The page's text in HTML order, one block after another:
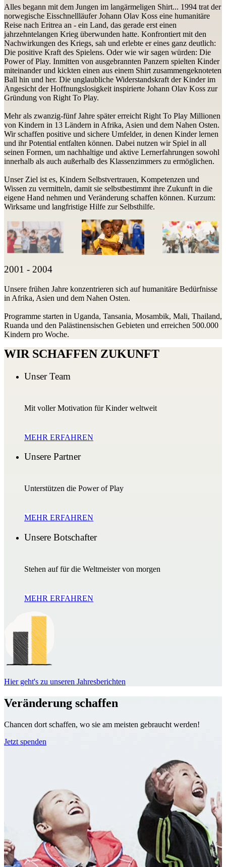
Alles begann mit dem Jungen im langärmeligen Shirt... 1994 trat der
norwegische Eisschnellläufer Johann Olav Koss eine humanitäre
Reise nach Eritrea an - ein Land, das gerade erst einen
jahrzehntelangen Krieg überwunden hatte. Konfrontiert mit den
Nachwirkungen des Kriegs, sah und erlebte er eines ganz deutlich:
Die positive Kraft des Spielens. Oder wie wir sagen würden: Die
Power of Play. Inmitten von ausgebrannten Panzern spielten Kinder
miteinander und kickten einen aus einem Shirt zusammengeknoteten
Ball hin und her. Die unglaubliche Widerstandskraft der Kinder im
Angesicht der Hoffnungslosigkeit inspirierte Johann Olav Koss zur
Gründung von Right To Play.
Mehr als zwanzig-fünf Jahre später erreicht Right To Play Millionen
von Kindern in 13 Ländern in Afrika, Asien und dem Nahen Osten.
Wir schaffen positive und sichere Umfelder, in denen Kinder lernen
und ihr Potential entfalten können. Dabei nutzen wir Spiel in all
seinen Formen, um nachhaltige und aktive Lernerfahrungen sowohl
innerhalb als auch außerhalb des Klassenzimmers zu ermöglichen.
Unser Ziel ist es, Kindern Selbstvertrauen, Kompetenzen und
Wissen zu vermitteln, damit sie selbstbestimmt ihre Zukunft in die
eigene Hand nehmen und Veränderung schaffen können. Kurzum:
Wirksame und langfristige Hilfe zur Selbsthilfe.
2001 - 2004
Unsere frühen Jahre konzentrieren sich auf humanitäre Bedürfnisse
in Afrika, Asien und dem Nahen Osten.
Programme starten in Uganda, Tansania, Mosambik, Mali, Thailand,
Ruanda und den Palästinensischen Gebieten und erreichen 500.000
Kindern pro Woche.
WIR SCHAFFEN ZUKUNFT
Unser Team
Mit voller Motivation für Kinder weltweit
MEHR ERFAHREN
Unsere Partner
Unterstützen die Power of Play
MEHR ERFAHREN
Unsere Botschafter
Stehen auf für die Weltmeister von morgen
MEHR ERFAHREN
Hier geht's zu unseren Jahresberichten
Veränderung schaffen
Chancen dort schaffen, wo sie am meisten gebraucht werden!
Jetzt spenden